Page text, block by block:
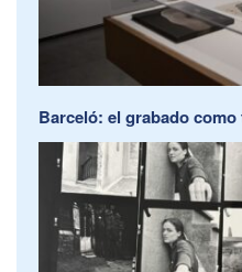
Barceló: el grabado